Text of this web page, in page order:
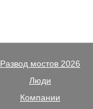
Развод мостов 2026
Люди
Компании